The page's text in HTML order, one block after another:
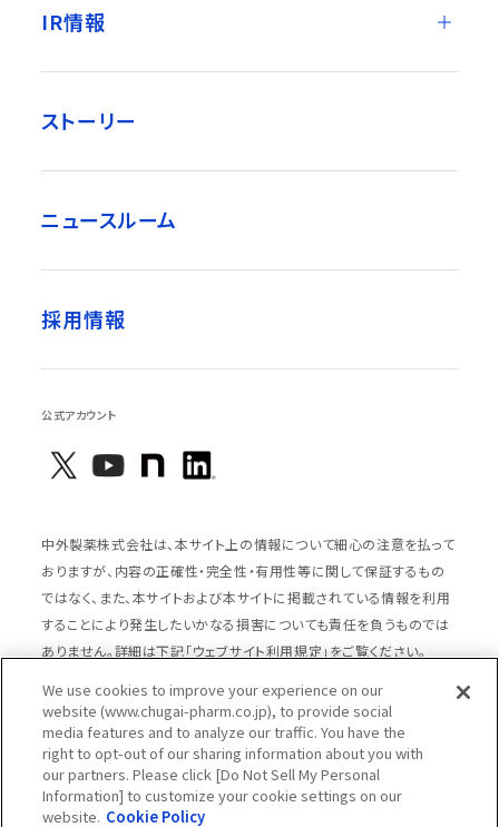
IR情報
ストーリー
ニュースルーム
採用情報
公式アカウント
中外製薬株式会社は、本サイト上の情報について細心の注意を払って
おりますが、内容の正確性・完全性・有用性等に関して保証するもの
ではなく、また、本サイトおよび本サイトに掲載されている情報を利用
することにより発生したいかなる損害についても責任を負うものでは
ありません。詳細は下記「ウェブサイト利用規定」をご覧ください。
サイトマップ
ウェブサイト利用規定
個人情報の取扱いのご案内
ソーシャルメディアポリシー
推奨閲覧環境
ウェブアクセシビリティ対応
We use cookies to improve your experience on our
website (www.chugai-pharm.co.jp), to provide social
media features and to analyze our traffic. You have the
right to opt-out of our sharing information about you with
our partners. Please click [Do Not Sell My Personal
Information] to customize your cookie settings on our
website. Cookie Policy